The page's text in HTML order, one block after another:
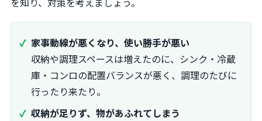
家事動線が悪くなり、使い勝手が悪い
収納や調理スペースは増えたのに、シンク・冷蔵
庫・コンロの配置バランスが悪く、調理のたびに
行ったり来たり。
収納が足りず、物があふれてしまう